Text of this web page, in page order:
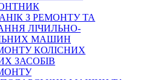
З РЕМОНТУ ТА
ЛІЧИЛЬНО-
МАШИН
КОЛІСНИХ
ЗАСОБІВ